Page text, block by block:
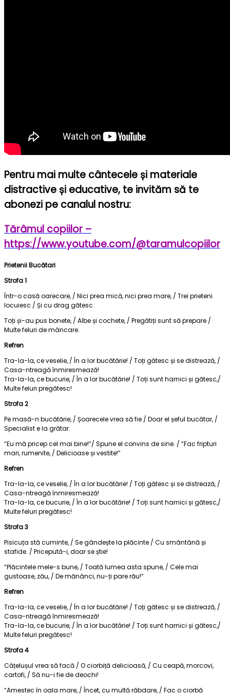
Pentru mai multe cântecele și materiale
distractive și educative, te invităm să te
abonezi pe canalul nostru:
Tărâmul copiilor –
https://www.youtube.com/@taramulcopiilor
Prietenii Bucătari
Strofa 1
Într-o casă oarecare, / Nici prea mică, nici prea mare, / Trei prieteni
locuiesc / Și cu drag gătesc.
Toți și-au pus bonete, / Albe și cochete, / Pregătiți sunt să prepare /
Multe feluri de mâncare.
Refren
Tra-la-la, ce veselie, / În a lor bucătărie! / Toți gătesc și se distrează, /
Casa-ntreagă înmiresmează!
Tra-la-la, ce bucurie, / În a lor bucătărie! / Toți sunt harnici și gătesc,/
Multe feluri pregătesc!
Strofa 2
Pe masă-n bucătărie, / Șoarecele vrea să fie / Doar el șeful bucătar, /
Specialist e la grătar.
“Eu mă pricep cel mai bine!”/ Spune el convins de sine. / “Fac fripturi
mari, rumenite, / Delicioase și vestite!”
Refren
Tra-la-la, ce veselie, / În a lor bucătărie! / Toți gătesc și se distrează, /
Casa-ntreagă înmiresmează!
Tra-la-la, ce bucurie, / În a lor bucătărie! / Toți sunt harnici și gătesc,/
Multe feluri pregătesc!
Strofa 3
Pisicuța stă cuminte, / Se gândește la plăcinte / Cu smântână și
stafide. / Pricepută-i, doar se știe!
“Plăcintele mele-s bune, / Toată lumea asta spune, / Cele mai
gustoase, zău, / De mănânci, nu-ți pare rău!”
Refren
Tra-la-la, ce veselie, / În a lor bucătărie! / Toți gătesc și se distrează, /
Casa-ntreagă înmiresmează!
Tra-la-la, ce bucurie, / În a lor bucătărie! / Toți sunt harnici și gătesc,/
Multe feluri pregătesc!
Strofa 4
Cățelușul vrea să facă / O ciorbiță delicioasă, / Cu ceapă, morcovi,
cartofi, / Să nu-i fie de deochi!
“Amestec în oala mare, / Încet, cu multă răbdare, / Fac o ciorbă